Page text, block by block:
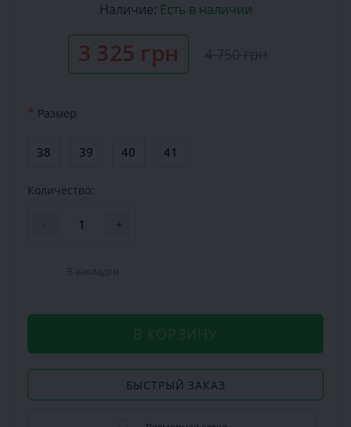
Наличие: Есть в наличии
3 325 грн
* Размер
38 39 40 41
Количество:
- +
В КОРЗИНУ
БЫСТРЫЙ ЗАКАЗ